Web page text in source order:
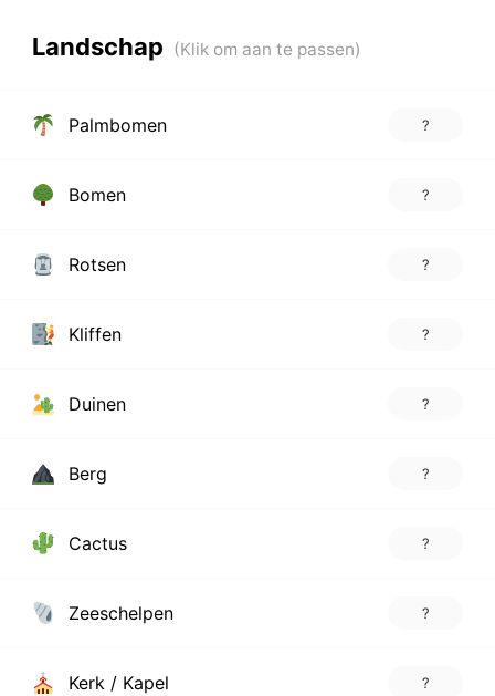
Landschap
Palmbomen ?
Bomen ?
Rotsen ?
Kliffen ?
Duinen ?
Berg ?
Cactus ?
Zeeschelpen ?
Kerk / Kapel ?